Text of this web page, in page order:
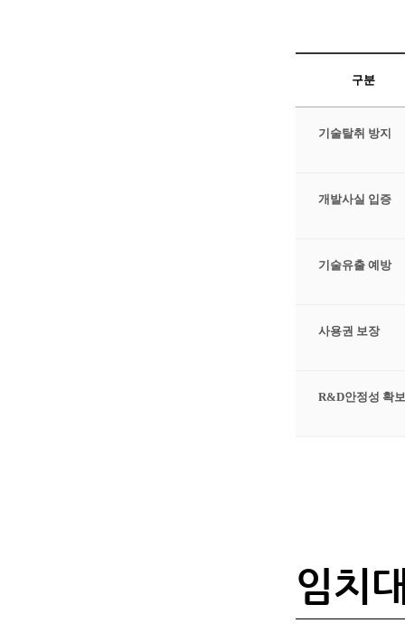
구분
기술탈취 방지
개발사실 입증
기술유출 예방
사용권 보장
R&D안정성 확보
임치